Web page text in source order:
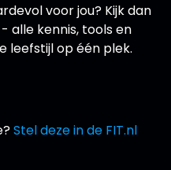
voor jou? Kijk dan
- alle kennis, tools en
leefstijl op één plek.
Stel deze in de FIT.nl